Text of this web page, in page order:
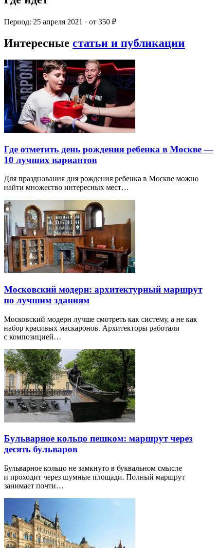
Период: 25 апреля 2021 · от 350 ₽
Интересные статьи и публикации
Где отметить день рождения ребенка в Москве —
10 лучших вариантов
Для празднования дня рождения ребенка в Москве можно
найти множество интересных мест…
Московский модерн: архитектурный маршрут
по лучшим зданиям
Московский модерн лучше смотреть как систему, а не как
набор красивых маскаронов. Архитекторы работали
с композицией…
Бульварное кольцо пешком: маршрут через
десять бульваров
Бульварное кольцо не замкнуто в буквальном смысле
и проходит через шумные площади. Полный маршрут
занимает почти…